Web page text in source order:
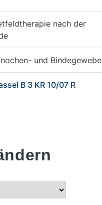
nach der
und Bindegewebe
B 3 KR 10/07 R